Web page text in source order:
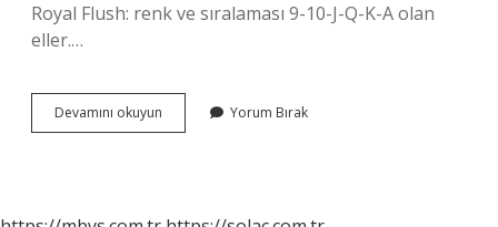
Royal Flush: renk ve sıralaması 9-10-J-Q-K-A olan
eller.…
Devamını okuyun
Doper
Yorum Bırak